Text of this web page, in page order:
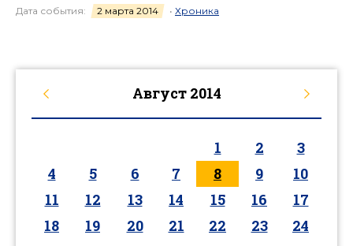
Дата события: 2 марта 2014 • Хроника
Август 2014
1 2
3
4
5 6 7 8 9
10
11
12 13 14 15 16
17
18
19 20 21 22 23
24